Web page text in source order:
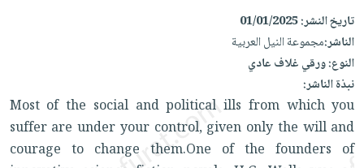
iKitab
على
Android
تحميل
iKitab
على
Apple
masmu3
على
Apple
القراءة
جوائز
أجهزة
العناية
الشخصية
العناية
وتصفيف
الشعر
العناية
المطبخ
والسفرة
الكل
أواني متجر
الهدايا
تاريخ النشر:01/01/2025
الناشر:مجموعة النيل العربية
النوع:ورقي غلاف عادي
نبذة الناشر:
Most of the social and political ills from which you
suffer are under your control, given only the will and
courage to change them.One of the founders of